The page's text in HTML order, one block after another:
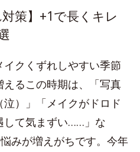
策】+1で長くキレ
クくずれしやすい季節
るこの時期は、「写真
）」「メイクがドロド
して気まずい……」な
みが増えがちです。今年